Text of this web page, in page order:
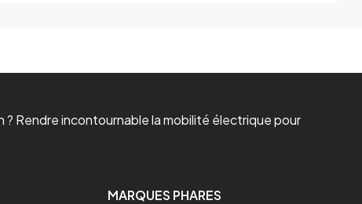
Rendre incontournable la mobilité électrique pour
MARQUES PHARES